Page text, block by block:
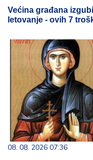
Većina građana
letovanje - ovih 7
08. 08. 2026 07:36